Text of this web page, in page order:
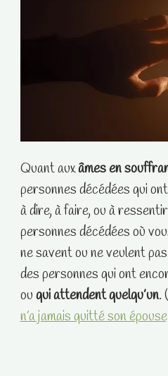
Quant auxâmes en
personnes décédées qui
à dire, à faire, ou à
personnes décédées où
ne savent ou ne veulent
des personnes qui ont
ouqui attendent quelqu’un.
n’a jamais quitté son